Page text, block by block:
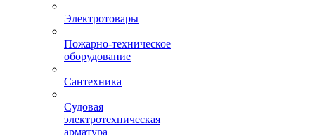
Электротовары
Пожарно-техническое
оборудование
Сантехника
Судовая
электротехническая
арматура